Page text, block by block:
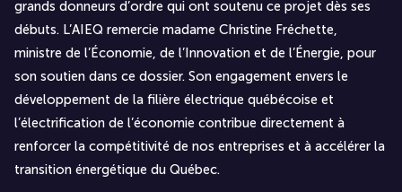
grands donneurs d’ordre qui ont soutenu ce projet dès ses
débuts. L’AIEQ remercie madame Christine Fréchette,
ministre de l’Économie, de l’Innovation et de l’Énergie, pour
son soutien dans ce dossier. Son engagement envers le
développement de la filière électrique québécoise et
l’électrification de l’économie contribue directement à
renforcer la compétitivité de nos entreprises et à accélérer la
transition énergétique du Québec.